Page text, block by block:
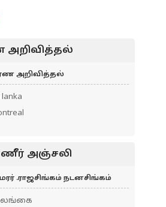
அறிவித்தல்
அறிவித்தல்
lanka
அஞ்சலி
.ராஜசிங்கம் நடனசிங்கம்